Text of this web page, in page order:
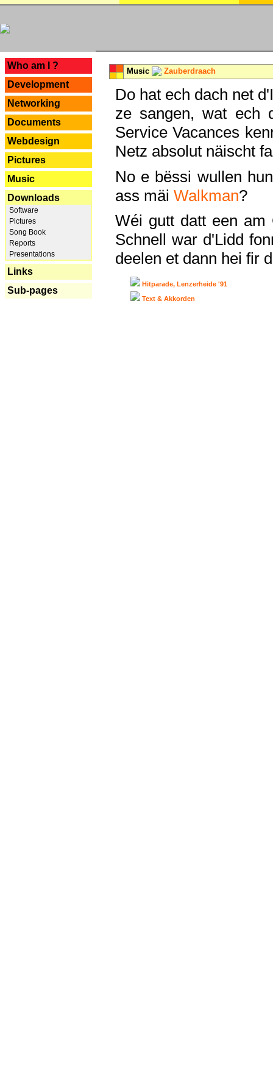
Who am I ?
Development
Networking
Documents
Webdesign
Pictures
Music
Downloads
Software
Pictures
Song Book
Reports
Presentations
Links
Sub-pages
Music Zauberdraach
Do hat ech dach net
ze sangen, wat ech
Service Vacances
Netz absolut näischt
No e bëssi wullen
ass mäi Walkman?
Wéi gutt datt een am
Schnell war d'Lidd
deelen et dann hei fir
Hitparade, Lenzerheide '91
Text & Akkorden